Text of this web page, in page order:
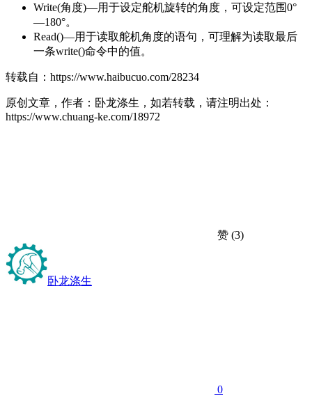
Write(角度)—用于设定舵机旋转的角度，可设定范围0°
—180°。
Read()—用于读取舵机角度的语句，可理解为读取最后
一条write()命令中的值。
转载自：https://www.haibucuo.com/28234
原创文章，作者：卧龙涤生，如若转载，请注明出处：
https://www.chuang-ke.com/18972
赞 (3)
卧龙涤生
0